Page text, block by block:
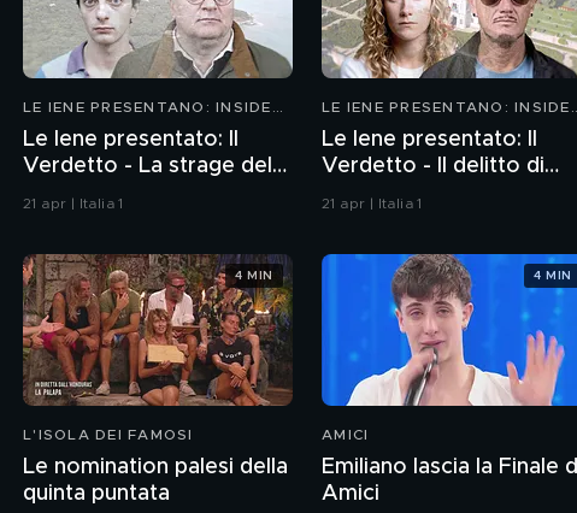
LE IENE PRESENTANO: INSIDE
Le Iene presentato: Il
Verdetto - La strage del
Circeo
21 apr | Italia 1
LE IENE PRESENTANO: INSIDE
Le Iene presentato: Il
Verdetto - Il delitto di
Villa Pamphili
21 apr | Italia 1
L'ISOLA DEI FAMOSI
Le nomination palesi della
quinta puntata
4 MIN
AMICI
Emiliano lascia la Finale
Amici
4 MIN